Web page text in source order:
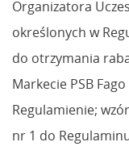
Organizatora
określonych w
do otrzymania
Markecie PSB
Regulamienie;
nr 1 do